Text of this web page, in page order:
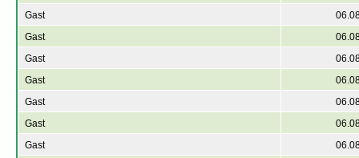
Gast
Gast
Gast
Gast
Gast
Gast
Gast